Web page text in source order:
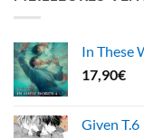
In These
17,90€
Given T.6